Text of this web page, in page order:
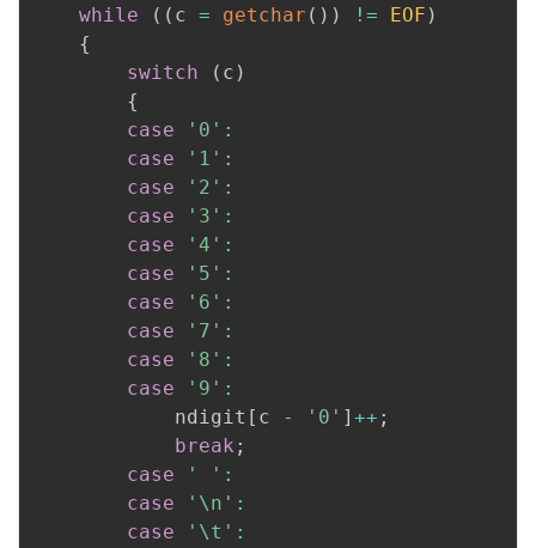
while
( ( c = getchar ( ) ) != EOF )
{
switch
( c )
{
case
'0' :
case
'1' :
case
'2' :
case
'3' :
case
'4' :
case
'5' :
case
'6' :
case
'7' :
case
'8' :
case
'9' :
            ndigit
[ c - '0' ] ++ ;
break ;
case
' ' :
case
'\n' :
case
'\t' :